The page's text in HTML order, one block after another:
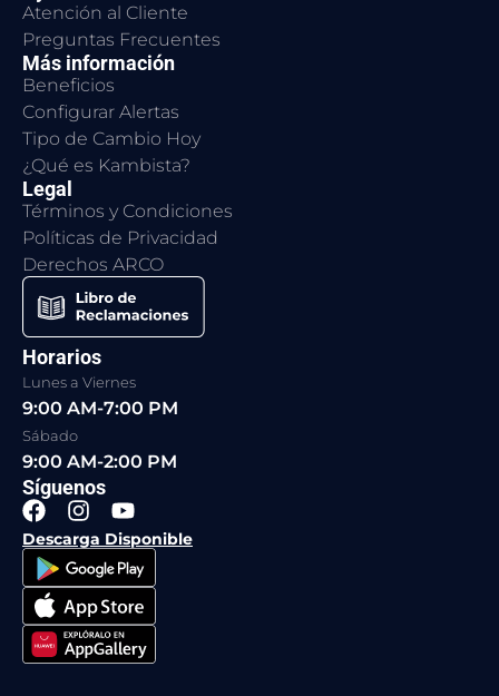
Atención al Cliente
Preguntas Frecuentes
Más información
Beneficios
Configurar Alertas
Tipo de Cambio Hoy
¿Qué es Kambista?
Legal
Términos y Condiciones
Políticas de Privacidad
Derechos ARCO
Horarios
Lunes a Viernes
9:00 AM-7:00 PM
Sábado
9:00 AM-2:00 PM
Síguenos
F
a
c
e
b
o
o
k
I
n
s
t
a
g
r
a
Y
o
u
t
u
b
e
Descarga Disponible